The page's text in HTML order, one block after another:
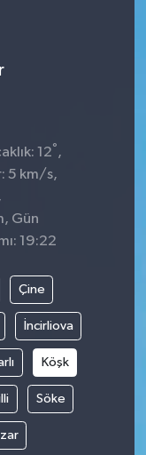
12° ,
5 km/s,
Gün
19:22
Çine
İncirliova
Köşk
Söke